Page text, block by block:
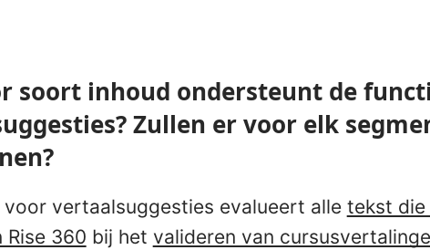
soort inhoud ondersteunt de
Zullen er voor elk
vertaalsuggesties evalueert alle tekst die
Rise 360 bij het valideren van